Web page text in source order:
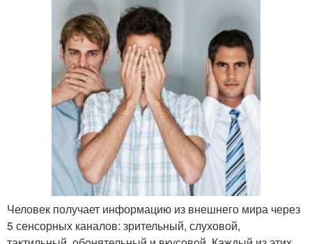
Человек получает информацию из внешнего мира через
5 сенсорных каналов: зрительный, слуховой,